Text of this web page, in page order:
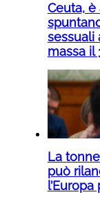
Ceuta, è
sessuali
massa il
La
può